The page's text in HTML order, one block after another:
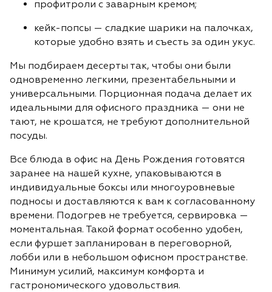
профитроли с заварным кремом;
кейк-попсы — сладкие шарики на палочках,
которые удобно взять и съесть за один укус.
Мы подбираем десерты так, чтобы они были
одновременно легкими, презентабельными и
универсальными. Порционная подача делает их
идеальными для офисного праздника — они не
тают, не крошатся, не требуют дополнительной
посуды.
Все блюда в офис на День Рождения готовятся
заранее на нашей кухне, упаковываются в
индивидуальные боксы или многоуровневые
подносы и доставляются к вам к согласованному
времени. Подогрев не требуется, сервировка —
моментальная. Такой формат особенно удобен,
если фуршет запланирован в переговорной,
лобби или в небольшом офисном пространстве.
Минимум усилий, максимум комфорта и
гастрономического удовольствия.